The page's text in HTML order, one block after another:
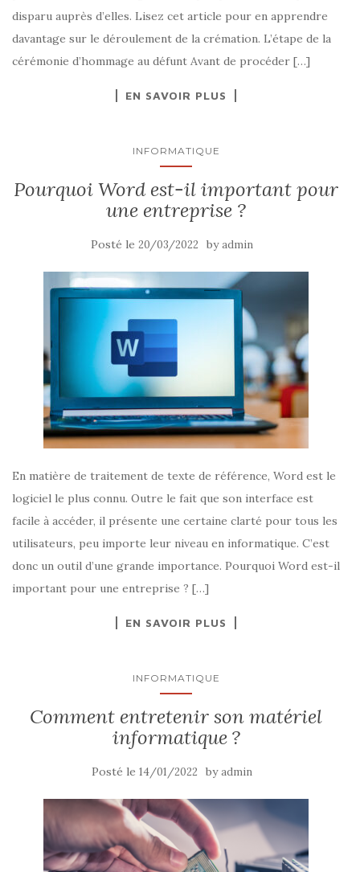
disparu auprès d’elles. Lisez cet article pour en apprendre
davantage sur le déroulement de la crémation. L’étape de la
cérémonie d’hommage au défunt Avant de procéder […]
EN SAVOIR PLUS
INFORMATIQUE
Pourquoi Word est-il important pour
une entreprise ?
Posté le 20/03/2022 byadmin
En matière de traitement de texte de référence, Word est le
logiciel le plus connu. Outre le fait que son interface est
facile à accéder, il présente une certaine clarté pour tous les
utilisateurs, peu importe leur niveau en informatique. C’est
donc un outil d’une grande importance. Pourquoi Word est-il
important pour une entreprise ? […]
EN SAVOIR PLUS
INFORMATIQUE
Comment entretenir son matériel
informatique ?
Posté le 14/01/2022 byadmin